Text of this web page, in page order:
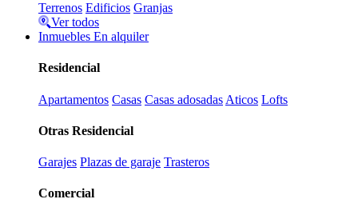
Terrenos Edificios Granjas
Ver todos
Inmuebles En alquiler
Residencial
Apartamentos Casas Casas adosadas Aticos Lofts
Otras Residencial
Garajes Plazas de garaje Trasteros
Comercial